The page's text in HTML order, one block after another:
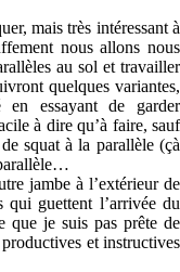
mais très intéressant à
nous allons nous
au sol et travailler
quelques variantes,
essayant de garder
à dire qu’à faire, sauf
squat à la parallèle (çà
jambe à l’extérieur de
qui guettent l’arrivée du
je suis pas prête de
et instructives